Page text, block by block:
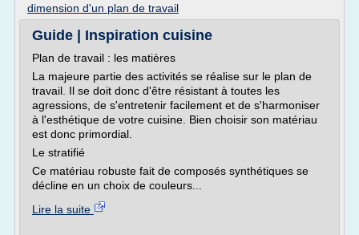
dimension d'un plan de travail
Guide | Inspiration cuisine
Plan de travail : les matières
La majeure partie des activités se réalise sur le plan de
travail. Il se doit donc d'être résistant à toutes les
agressions, de s'entretenir facilement et de s'harmoniser
à l'esthétique de votre cuisine. Bien choisir son matériau
est donc primordial.
Le stratifié
Ce matériau robuste fait de composés synthétiques se
décline en un choix de couleurs...
Lire la suite